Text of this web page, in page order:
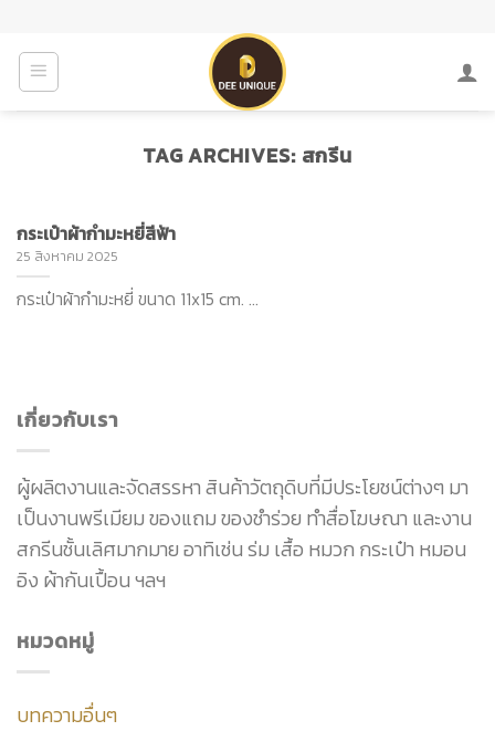
content
TAG ARCHIVES: สกรีน
เกี่ยวกับเรา
ผู้ผลิตงานและจัดสรรหา สินค้าวัตถุดิบที่มีประโยชน์ต่างๆ มา
เป็นงานพรีเมียม ของแถม ของชำร่วย ทำสื่อโฆษณา และงาน
สกรีนชั้นเลิศมากมาย อาทิเช่น ร่ม เสื้อ หมวก กระเป๋า หมอน
อิง ผ้ากันเปื้อน ฯลฯ
หมวดหมู่
บทความอื่นๆ
กระเป๋าผ้ากำมะหยี่สีฟ้า
25 สิงหาคม 2025
กระเป๋าผ้ากำมะหยี่ ขนาด 11x15 cm. ...